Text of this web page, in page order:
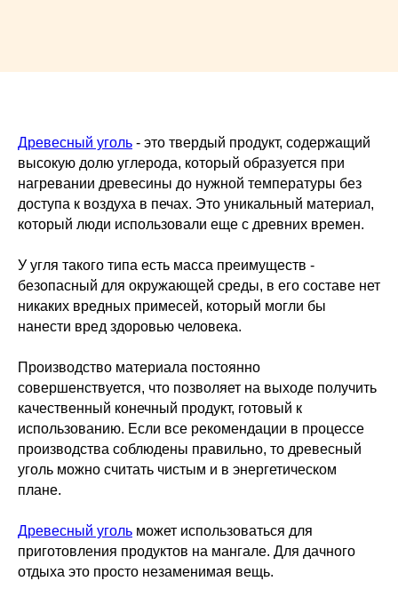
Древесный уголь - это твердый продукт, содержащий
высокую долю углерода, который образуется при
нагревании древесины до нужной температуры без
доступа к воздуха в печах. Это уникальный материал,
который люди использовали еще с древних времен.
У угля такого типа есть масса преимуществ -
безопасный для окружающей среды, в его составе нет
никаких вредных примесей, который могли бы
нанести вред здоровью человека.
Производство материала постоянно
совершенствуется, что позволяет на выходе получить
качественный конечный продукт, готовый к
использованию. Если все рекомендации в процессе
производства соблюдены правильно, то древесный
уголь можно считать чистым и в энергетическом
плане.
Древесный уголь может использоваться для
приготовления продуктов на мангале. Для дачного
отдыха это просто незаменимая вещь.